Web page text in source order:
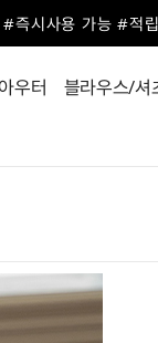
즉시사용 가능 #적
우터 블라우스/셔